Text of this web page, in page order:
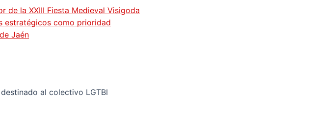
de la XXIII Fiesta Medieval Visigoda
estratégicos como prioridad
Jaén